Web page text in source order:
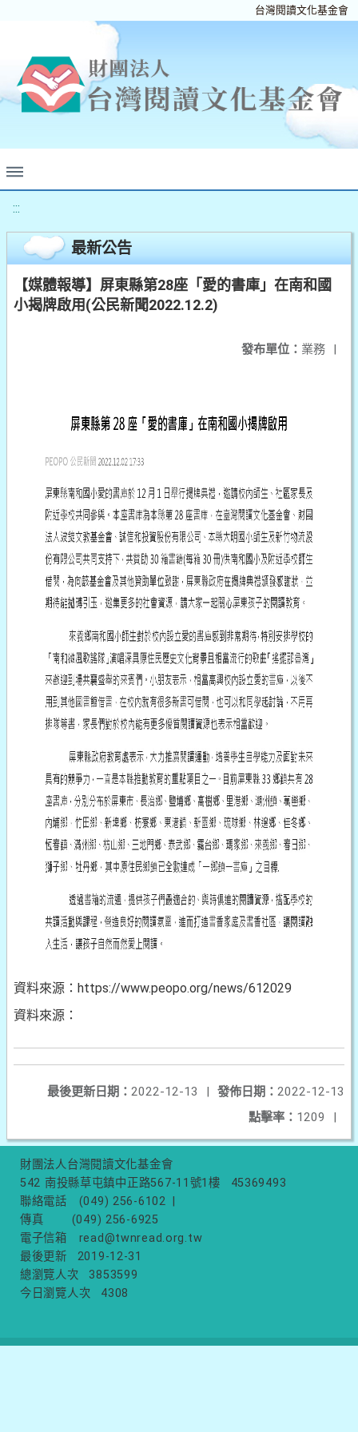
台灣閱讀文化基金會
:::
最新公告
【媒體報導】屏東縣第28座「愛的書庫」在南和國
小揭牌啟用(公民新聞2022.12.2)
發布單位： 業務 |
資料來源：https://www.peopo.org/news/612029
資料來源：
發佈日期： 2022-12-13
最後更新日期： 2022-12-13
|
點擊率： 1209 |
財團法人台灣閱讀文化基金會
542 南投縣草屯鎮中正路567-11號1樓
45369493
聯絡電話
(049) 256-6102
傳真
(049) 256-6925
電子信箱
read@twnread.org.tw
最後更新
2019-12-31
總瀏覽人次
3853599
今日瀏覽人次
4308